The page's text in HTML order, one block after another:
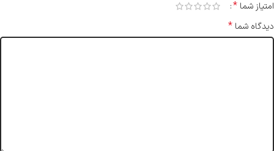
امتیاز شما *
دیدگاه شما *